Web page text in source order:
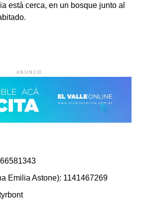
está cerca, en un bosque junto al
ANUNCIO
Emilia Astone): 1141467269